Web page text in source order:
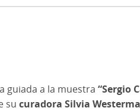
guiada a la muestra “Sergio
su curadora Silvia